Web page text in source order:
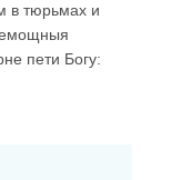
в тюрьмах и
пети Богу: